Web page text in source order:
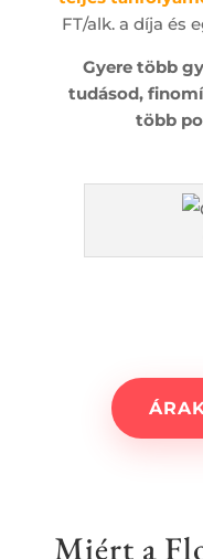
FT/alk. a díja és
Gyere több
tudásod,
több
Miért a